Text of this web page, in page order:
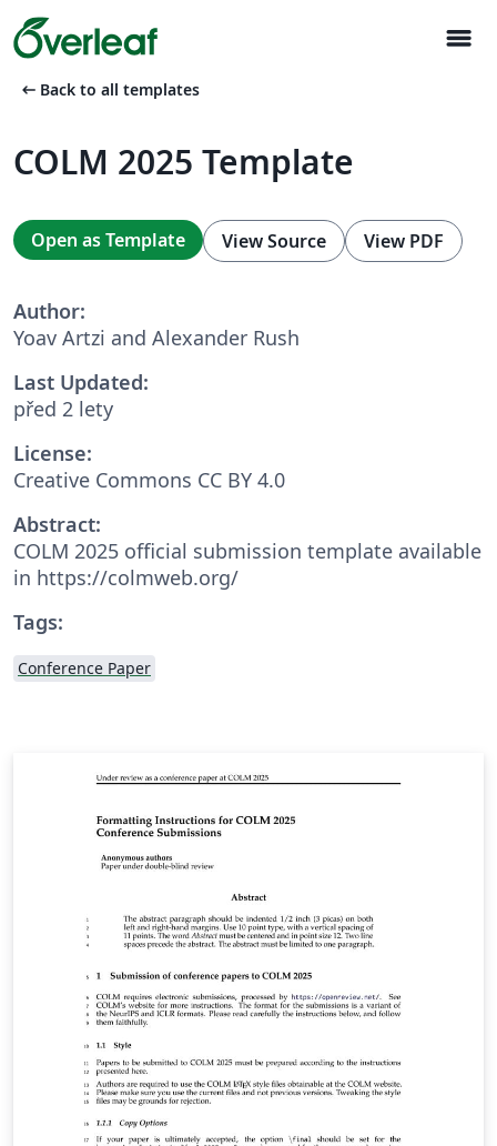
menu
arrow_left_alt Back to all templates
COLM 2025 Template
Open as Template View Source View PDF
Author:
Yoav Artzi and Alexander Rush
Last Updated:
před 2 lety
License:
Creative Commons CC BY 4.0
Abstract:
COLM 2025 official submission template available
in https://colmweb.org/
Tags:
Conference Paper